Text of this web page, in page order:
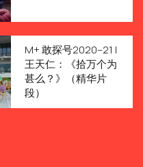
M+ 敢探号2020–21 |
王天仁：《拾万个为
甚么？》（精华片
段）